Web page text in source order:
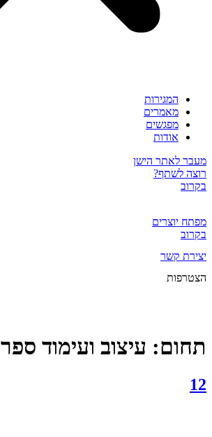
המגירות
מאמרים
מפגשים
אודות
מעבר לאתר הישן
רוצה לשתף?
בקרוב
מפתח יוצרים
בקרוב
יצירת קשר
הצטרפות
תחום: עיצוב ועימוד ספר
12